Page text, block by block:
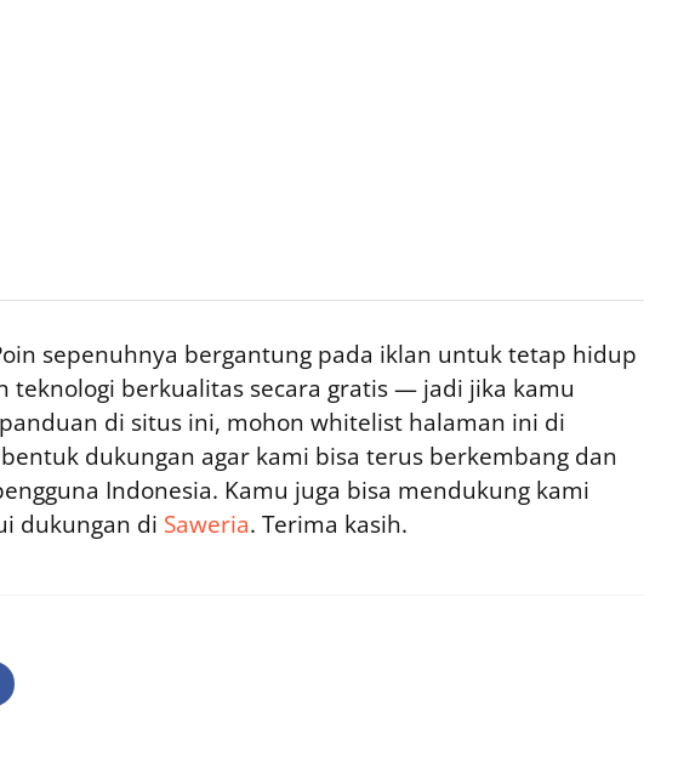
sepenuhnya bergantung pada iklan untuk tetap hidup
teknologi berkualitas secara gratis — jadi jika kamu
di situs ini, mohon whitelist halaman ini di
dukungan agar kami bisa terus berkembang dan
Indonesia. Kamu juga bisa mendukung kami
dukungan di Saweria. Terima kasih.